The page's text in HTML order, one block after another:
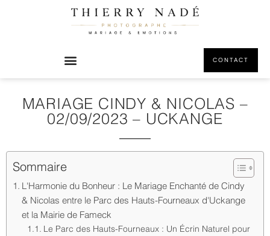
CONTACT
MARIAGE CINDY & NICOLAS –
02/09/2023 – UCKANGE
Sommaire
L'Harmonie du Bonheur : Le Mariage Enchanté de Cindy
& Nicolas entre le Parc des Hauts-Fourneaux d'Uckange
et la Mairie de Fameck
Le Parc des Hauts-Fourneaux : Un Écrin Naturel pour